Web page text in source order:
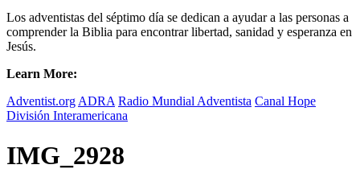
Los adventistas del séptimo día se dedican a ayudar a las personas a
comprender la Biblia para encontrar libertad, sanidad y esperanza en
Jesús.
Learn More:
Adventist.org ADRA Radio Mundial Adventista Canal Hope
División Interamericana
IMG_2928